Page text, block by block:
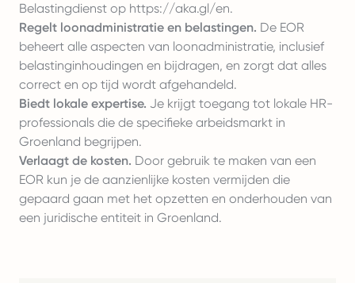
Belastingdienst op https://aka.gl/en.
Regelt loonadministratie en belastingen. De EOR
beheert alle aspecten van loonadministratie, inclusief
belastinginhoudingen en bijdragen, en zorgt dat alles
correct en op tijd wordt afgehandeld.
Biedt lokale expertise. Je krijgt toegang tot lokale HR-
professionals die de specifieke arbeidsmarkt in
Groenland begrijpen.
Verlaagt de kosten. Door gebruik te maken van een
EOR kun je de aanzienlijke kosten vermijden die
gepaard gaan met het opzetten en onderhouden van
een juridische entiteit in Groenland.